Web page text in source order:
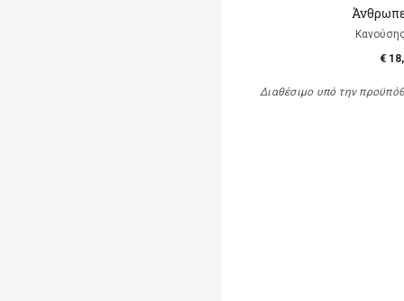
€
Διαθέσιμο υπό την